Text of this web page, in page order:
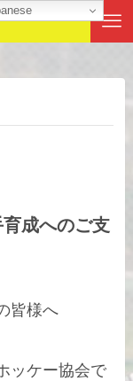
成へのご支
皆様へ
ッケー協会で